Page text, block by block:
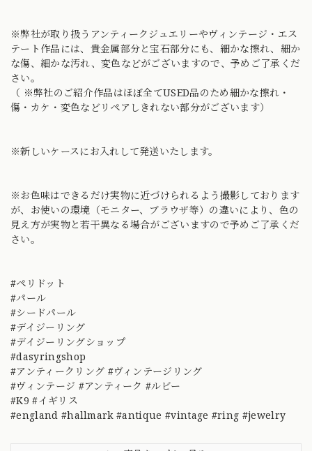
※弊社が取り扱うアンティークジュエリーやヴィンテージ・エス
テート作品には、貴金属部分と宝石部分にも、細かな擦れ、細か
な傷、細かな汚れ、変色などがございますので、予めご了承くだ
さい。
（ ※弊社のご紹介作品はほぼ全てUSED品のため細かな擦れ・
傷・カケ・変色などリペアしきれない部分がございます）
※新しいケースにお入れして発送いたします。
※お色味はできるだけ実物に近づけられるよう撮影しております
が、お使いの環境（モニター、ブラウザ等）の違いにより、色の
見え方が実物と若干異なる場合がございますので予めご了承くだ
さい。
#ペリドット
#パール
#シードパール
#デイジーリング
#デイジーリングショップ
#dasyringshop
#アンティークリング #ヴィンテージリング
#ヴィンテージ #アンティーク #ルビー
#K9 #イギリス
#england #hallmark #antique #vintage #ring #jewelry